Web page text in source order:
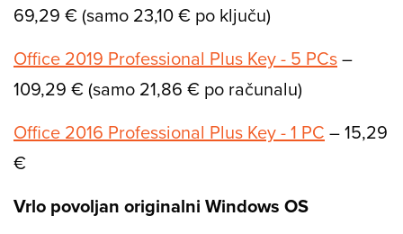
69,29 € (samo 23,10 € po ključu)
Office 2019 Professional Plus Key - 5 PCs–
109,29 € (samo 21,86 € po računalu)
Office 2016 Professional Plus Key - 1 PC – 15,29
€
Vrlo povoljan originalni Windows OS